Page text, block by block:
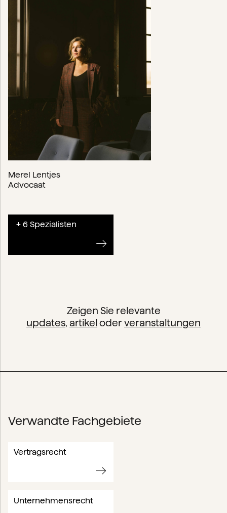
Merel Lentjes
Advocaat
+ 6 Spezialisten
Zeigen Sie relevante
updates, artikel oderveranstaltungen
Verwandte Fachgebiete
Vertragsrecht
Unternehmensrecht